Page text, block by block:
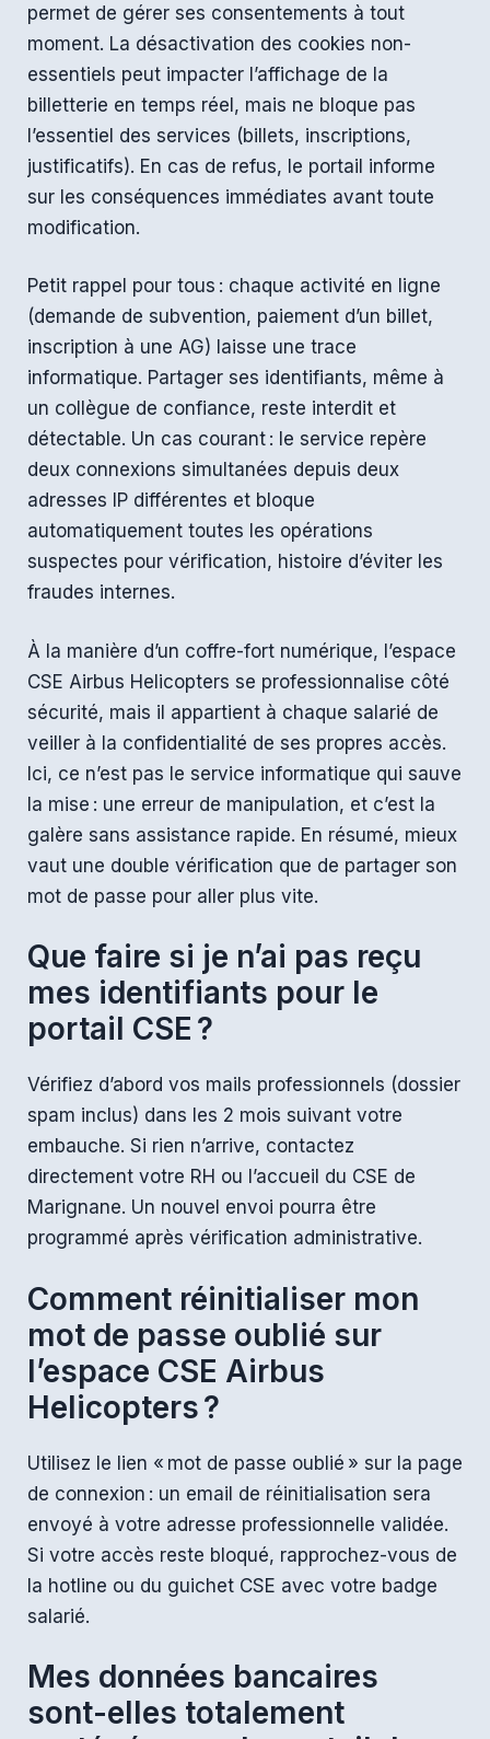
permet de gérer ses consentements à tout
moment. La désactivation des cookies non-
essentiels peut impacter l’affichage de la
billetterie en temps réel, mais ne bloque pas
l’essentiel des services (billets, inscriptions,
justificatifs). En cas de refus, le portail informe
sur les conséquences immédiates avant toute
modification.
Petit rappel pour tous : chaque activité en ligne
(demande de subvention, paiement d’un billet,
inscription à une AG) laisse une trace
informatique. Partager ses identifiants, même à
un collègue de confiance, reste interdit et
détectable. Un cas courant : le service repère
deux connexions simultanées depuis deux
adresses IP différentes et bloque
automatiquement toutes les opérations
suspectes pour vérification, histoire d’éviter les
fraudes internes.
À la manière d’un coffre-fort numérique, l’espace
CSE Airbus Helicopters se professionnalise côté
sécurité, mais il appartient à chaque salarié de
veiller à la confidentialité de ses propres accès.
Ici, ce n’est pas le service informatique qui sauve
la mise : une erreur de manipulation, et c’est la
galère sans assistance rapide. En résumé, mieux
vaut une double vérification que de partager son
mot de passe pour aller plus vite.
Que faire si je n’ai pas reçu
mes identifiants pour le
portail CSE ?
Vérifiez d’abord vos mails professionnels (dossier
spam inclus) dans les 2 mois suivant votre
embauche. Si rien n’arrive, contactez
directement votre RH ou l’accueil du CSE de
Marignane. Un nouvel envoi pourra être
programmé après vérification administrative.
Comment réinitialiser mon
mot de passe oublié sur
l’espace CSE Airbus
Helicopters ?
Utilisez le lien « mot de passe oublié » sur la page
de connexion : un email de réinitialisation sera
envoyé à votre adresse professionnelle validée.
Si votre accès reste bloqué, rapprochez-vous de
la hotline ou du guichet CSE avec votre badge
salarié.
Mes données bancaires
sont-elles totalement